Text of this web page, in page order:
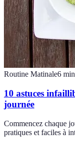
Routine Matinale6 min
10 astuces
journée
Commencez chaque
pratiques et faciles à